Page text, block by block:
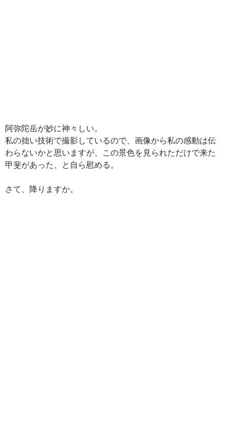
阿弥陀岳が妙に神々しい。
私の拙い技術で撮影しているので、画像から私の感動は伝
わらないかと思いますが、この景色を見られただけで来た
甲斐があった、と自ら慰める。
さて、降りますか。